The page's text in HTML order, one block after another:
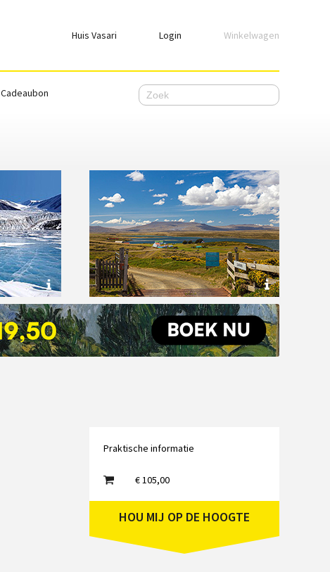
Huis Vasari Login
Login
Emailadres
Ik wil ingelogd blijven
WACHTWOORD VERGETEN
Nog geen account, meld jehieraan.
Winkelwagen
Cadeaubon
Praktische informatie
€ 105,00
HOU MIJ OP DE HOOGTE